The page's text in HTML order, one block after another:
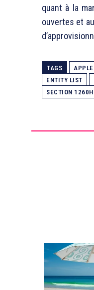
quant à la
ouvertes et
TAGS APPLE
ENTITY LIST
SECTION 1260H